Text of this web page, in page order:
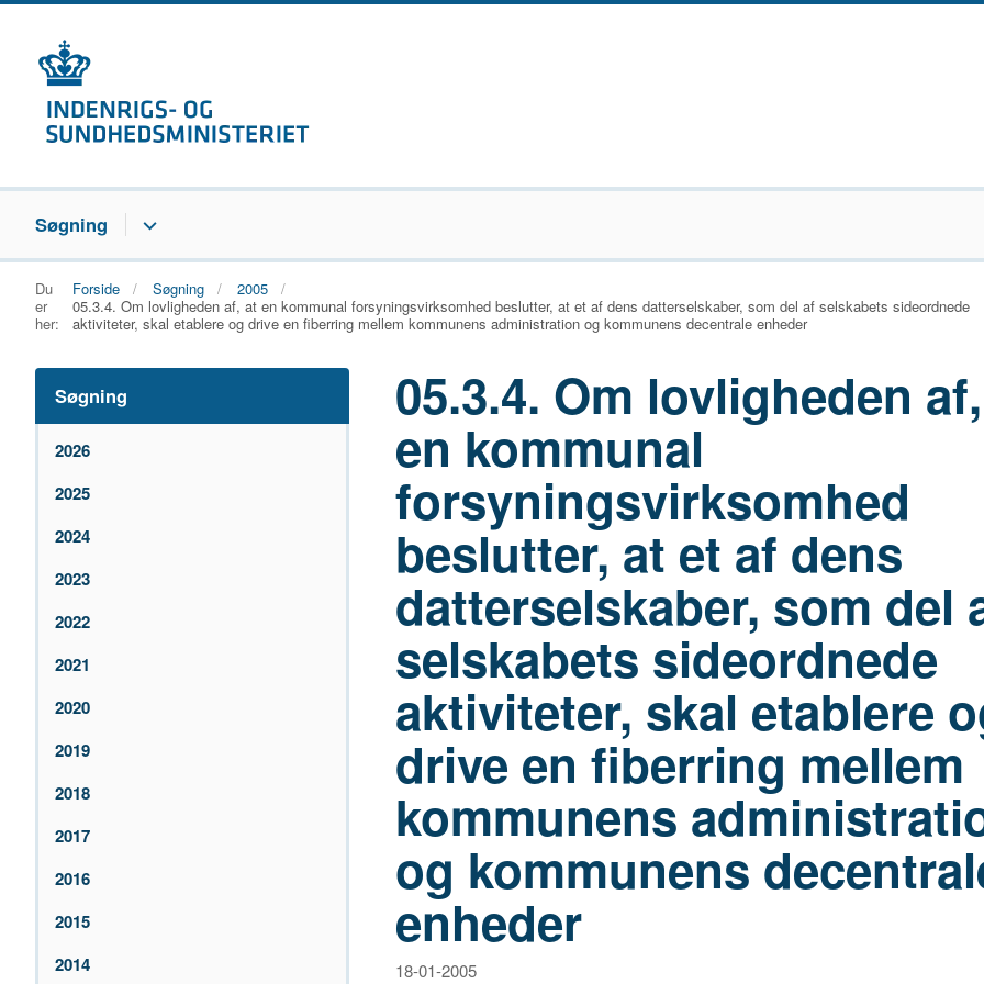
Søgning
Du
er
her:
Forside Søgning
2005
05.3.4. Om lovligheden af, at en kommunal forsyningsvirksomhed beslutter, at et af dens datterselskaber, som del af selskabets sideordnede
aktiviteter, skal etablere og drive en fiberring mellem kommunens administration og kommunens decentrale enheder
Søgning
2026
2025
2024
2023
2022
2021
2020
2019
2018
2017
2016
2015
2014
05.3.4. Om lovligheden
en kommunal
forsyningsvirksomhed
beslutter, at et af dens
datterselskaber, som del
selskabets sideordnede
aktiviteter, skal etablere
drive en fiberring mellem
kommunens
og kommunens
enheder
18-01-2005